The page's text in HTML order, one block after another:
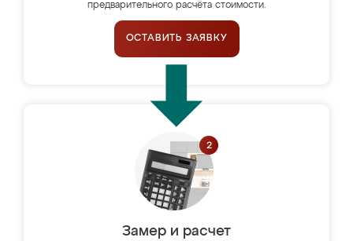
предварительного расчёта стоимости.
ОСТАВИТЬ ЗАЯВКУ
Замер и расчет